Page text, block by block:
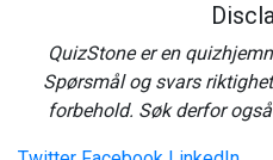
QuizStone er en
Spørsmål og svars
forbehold. Søk derfor